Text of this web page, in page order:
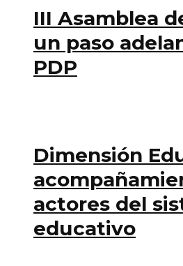
III Asamblea
un paso
PDP
Dimensión
actores del
educativo